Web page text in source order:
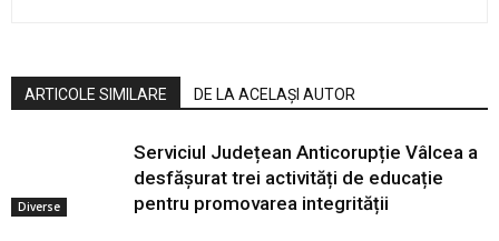
ARTICOLE SIMILARE DE LA ACELAȘI AUTOR
Diverse
Serviciul Județean Anticorupție Vâlcea a
desfășurat trei activități de educație
pentru promovarea integrității